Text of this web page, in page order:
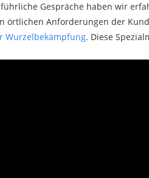
Gespräche haben wir
örtlichen Anforderungen der
Wurzelbekämpfung. Diese